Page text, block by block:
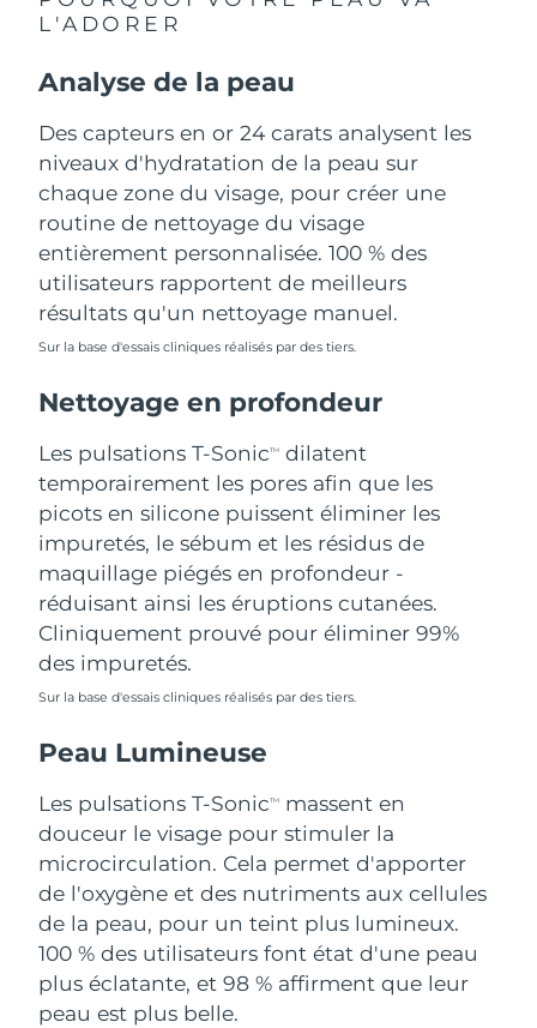
L'ADORER
Analyse de la peau
Des capteurs en or 24 carats analysent les
niveaux d'hydratation de la peau sur
chaque zone du visage, pour créer une
routine de nettoyage du visage
entièrement personnalisée. 100 % des
utilisateurs rapportent de meilleurs
résultats qu'un nettoyage manuel.
Sur la base d'essais cliniques réalisés par des tiers.
Nettoyage en profondeur
Les pulsations T-SonicTM
dilatent
temporairement les pores afin que les
picots en silicone puissent éliminer les
impuretés, le sébum et les résidus de
maquillage piégés en profondeur -
réduisant ainsi les éruptions cutanées.
Cliniquement prouvé pour éliminer 99%
des impuretés.
Sur la base d'essais cliniques réalisés par des tiers.
Peau Lumineuse
Les pulsations T-SonicTM
massent en
douceur le visage pour stimuler la
microcirculation. Cela permet d'apporter
de l'oxygène et des nutriments aux cellules
de la peau, pour un teint plus lumineux.
100 % des utilisateurs font état d'une peau
plus éclatante, et 98 % affirment que leur
peau est plus belle.
Portugal Livraison estimée12/08/2026
Porto Rico Livraison estimée
Qatar Livraison estimée
La Réunion Livraison estimée
Roumanie Livraison estimée
Russie Livraison estimée
Arabie saoudite Livraison estimée
Singapour Livraison estimée14/08/2026
Slovaquie Livraison estimée12/08/2026
Slovénie
Espagne Livraison estimée
Suède Livraison estimée12/08/2026
Suisse Livraison estimée12/08/2026
Taïwan